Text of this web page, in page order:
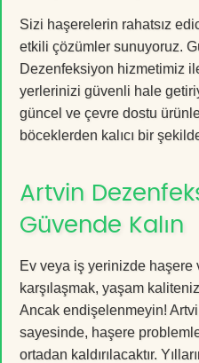
Sizi haşerelerin rahatsız
etkili çözümler sunuyoruz.
Dezenfeksiyon hizmetimiz
yerlerinizi güvenli hale
güncel ve çevre dostu
böceklerden kalıcı bir
Artvin
Güvende Kalın
Ev veya iş yerinizde haşere
karşılaşmak, yaşam
Ancak endişelenmeyin!
sayesinde, haşere
ortadan kaldırılacaktır.